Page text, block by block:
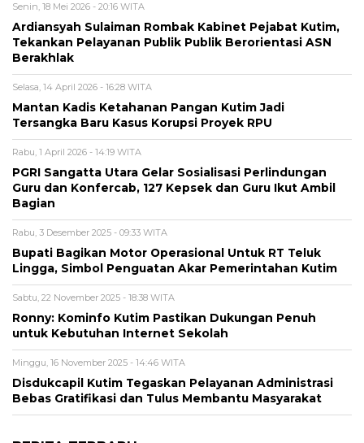
Senin, 18 Mei 2026 - 20:16 WITA
Ardiansyah Sulaiman Rombak Kabinet Pejabat Kutim,
Tekankan Pelayanan Publik Publik Berorientasi ASN
Berakhlak
Selasa, 14 April 2026 - 16:28 WITA
Mantan Kadis Ketahanan Pangan Kutim Jadi
Tersangka Baru Kasus Korupsi Proyek RPU
Rabu, 1 April 2026 - 14:19 WITA
PGRI Sangatta Utara Gelar Sosialisasi Perlindungan
Guru dan Konfercab, 127 Kepsek dan Guru Ikut Ambil
Bagian
Rabu, 3 Desember 2025 - 09:33 WITA
Bupati Bagikan Motor Operasional Untuk RT Teluk
Lingga, Simbol Penguatan Akar Pemerintahan Kutim
Sabtu, 22 November 2025 - 18:38 WITA
Ronny: Kominfo Kutim Pastikan Dukungan Penuh
untuk Kebutuhan Internet Sekolah
Minggu, 16 November 2025 - 14:46 WITA
Disdukcapil Kutim Tegaskan Pelayanan Administrasi
Bebas Gratifikasi dan Tulus Membantu Masyarakat